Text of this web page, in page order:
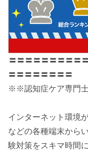
〓〓〓〓〓〓〓〓〓
〓〓〓〓〓〓〓〓
※※認知症ケア専門
インターネット環境
などの各種端末から
験対策をスキマ時間